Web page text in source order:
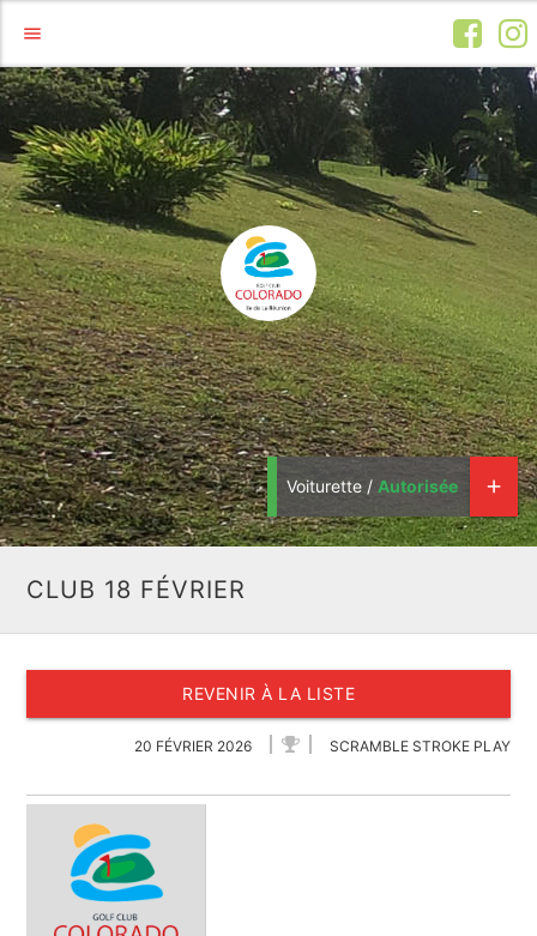
menu
Voiturette / Autorisée add
CLUB 18 FÉVRIER
REVENIR À LA LISTE
20 FÉVRIER 2026 SCRAMBLE STROKE PLAY